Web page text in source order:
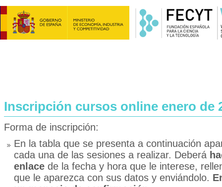
Inscripción cursos online enero de
Forma de inscripción:
En la tabla que se presenta a continuación
cada una de las sesiones a realizar. Deberá
enlace de la fecha y hora que le interese,
que le aparezca con sus datos y enviándolo.